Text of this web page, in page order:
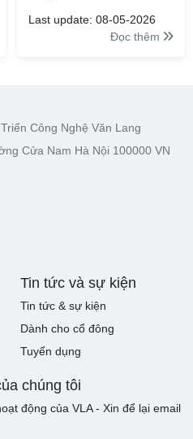
Last update: 08-05-2026
Đọc thêm
Công Nghệ Văn Lang
Cửa Nam Hà Nội 100000 VN
Tin tức và sự kiện
Tin tức & sự kiện
Dành cho cổ đông
Tuyển dụng
chúng tôi
động của VLA - Xin để lại email